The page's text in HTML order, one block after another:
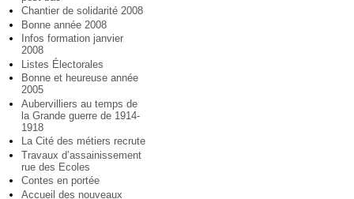
Chantier de solidarité 2008
Bonne année 2008
Infos formation janvier
2008
Listes Électorales
Bonne et heureuse année
2005
Aubervilliers au temps de
la Grande guerre de 1914-
1918
La Cité des métiers recrute
Travaux d’assainissement
rue des Ecoles
Contes en portée
Accueil des nouveaux